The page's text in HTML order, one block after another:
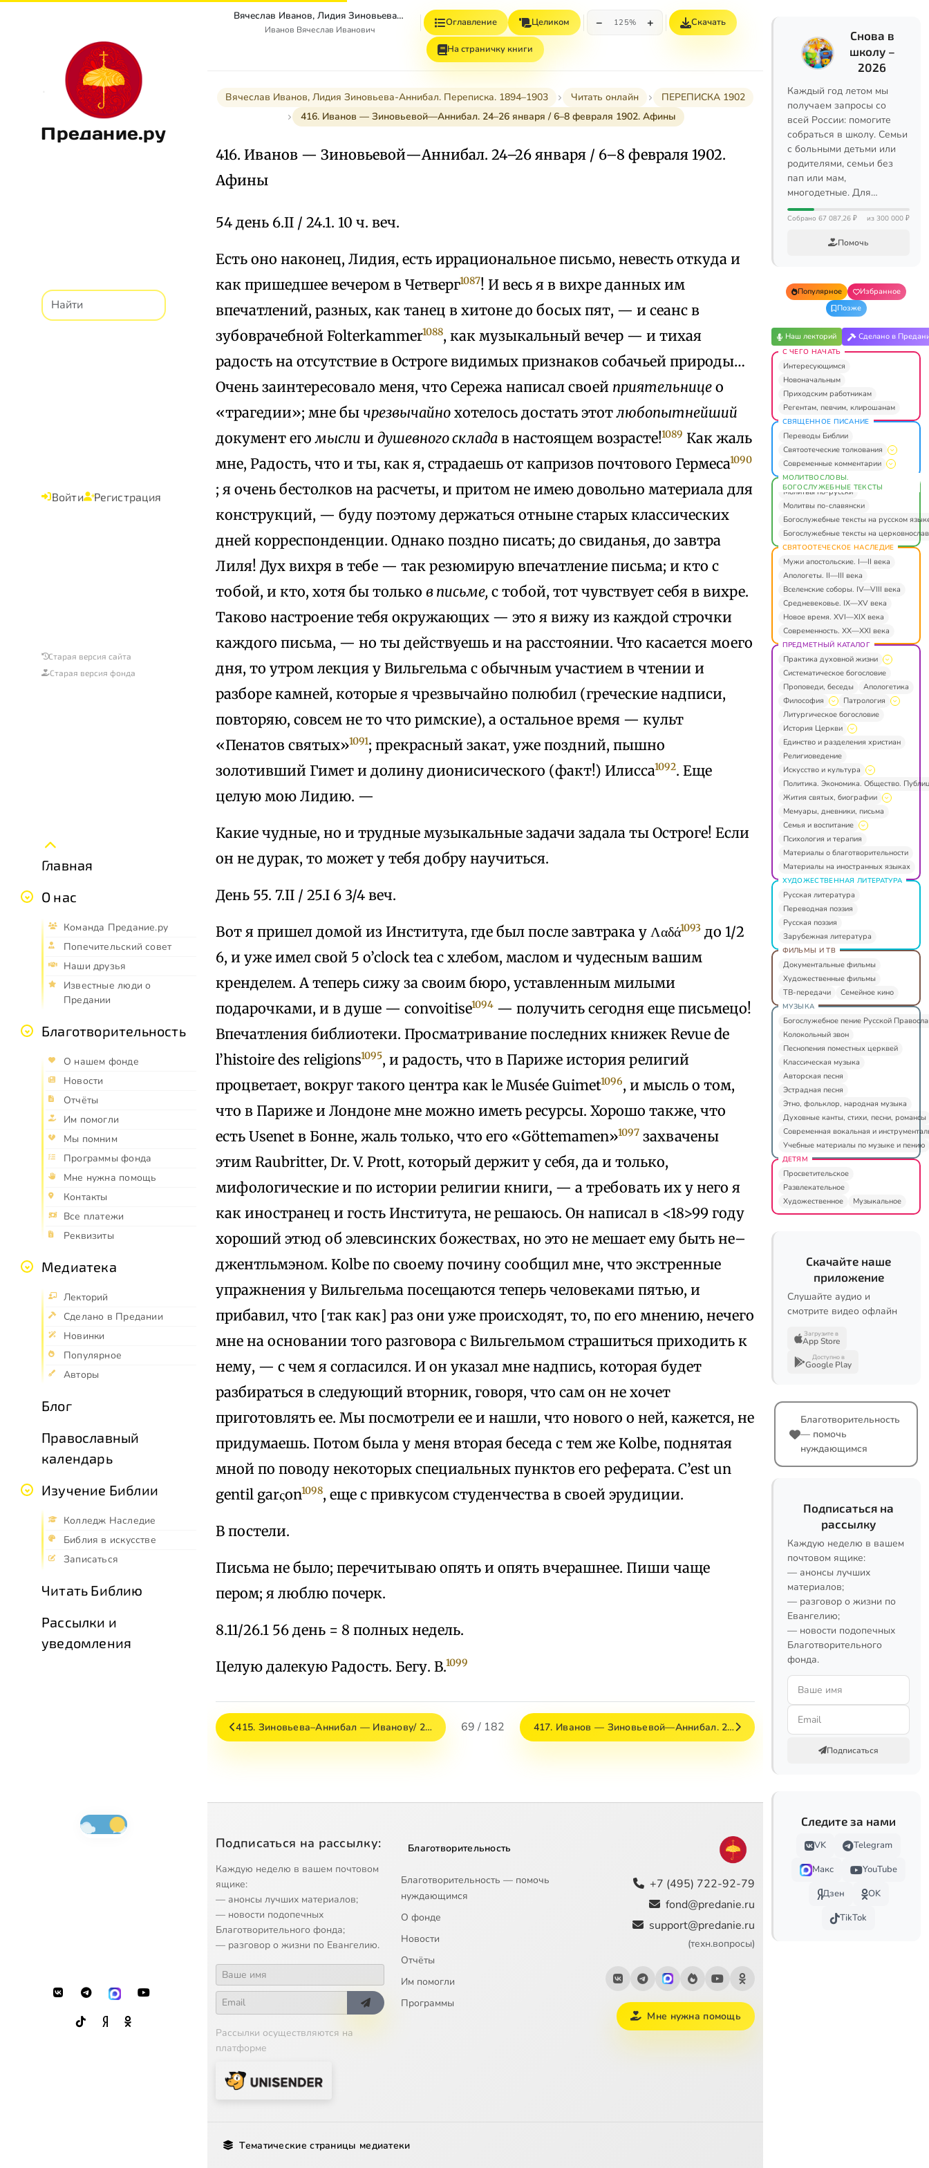
Предание.ру
Войти Регистрация
Старая версия сайта
Старая версия фонда
Главная
О нас
Команда Предание.ру
Попечительский совет
Наши друзья
Известные люди о
Предании
Благотворительность
О нашем фонде
Новости
Отчёты
Им помогли
Мы помним
Программы фонда
Мне нужна помощь
Контакты
Все платежи
Реквизиты
Медиатека
Лекторий
Сделано в Предании
Новинки
Популярное
Авторы
Блог
Православный
календарь
Изучение Библии
Колледж Наследие
Библия в искусстве
Записаться
Читать Библию
Рассылки и
уведомления
Вячеслав Иванов, Лидия Зиновьева–Аннибал Переписка. 1894–1903. Том II
Иванов Вячеслав Иванович
Оглавление Целиком − 125% + Скачать
На страничку книги
Вячеслав Иванов, Лидия Зиновьева-Аннибал. Переписка. 1894–1903 Читать онлайн
ПЕРЕПИСКА 1902
416. Иванов — Зиновьевой—Аннибал. 24–26 января / 6–8 февраля 1902. Афины
416. Иванов — Зиновьевой—Аннибал. 24–26 января / 6–8 февраля 1902.
Афины
54 день 6.II / 24.1. 10 ч. веч.
Есть оно наконец, Лидия, есть иррациональное письмо, невесть откуда и
как пришедшее вечером в Четверг1087! И весь я в вихре данных им
впечатлений, разных, как танец в хитоне до босых пят, — и сеанс в
зубоврачебной Folterkammer1088, как музыкальный вечер — и тихая
радость на отсутствие в Остроге видимых признаков собачьей природы…
Очень заинтересовало меня, что Сережа написал своей приятельнице о
«трагедии»; мне бы чрезвычайно хотелось достать этотлюбопытнейший
документ егомысли и душевного склада в настоящем возрасте!1089 Как жаль
мне, Радость, что и ты, как я, страдаешь от капризов почтового Гермеса1090
; я очень бестолков на расчеты, и притом не имею довольно материала для
конструкций, — буду поэтому держаться отныне старых классических
дней корреспонденции. Однако поздно писать; до свиданья, до завтра
Лиля! Дух вихря в тебе — так резюмирую впечатление письма; и кто с
тобой, и кто, хотя бы только в письме, с тобой, тот чувствует себя в вихре.
Таково настроение тебя окружающих — это я вижу из каждой строчки
каждого письма, — но ты действуешь и на расстоянии. Что касается моего
дня, то утром лекция у Вильгельма с обычным участием в чтении и
разборе камней, которые я чрезвычайно полюбил (греческие надписи,
повторяю, совсем не то что римские), а остальное время — культ
«Пенатов святых»1091; прекрасный закат, уже поздний, пышно
золотивший Гимет и долину дионисического (факт!) Илисса1092. Еще
целую мою Лидию. —
Какие чудные, но и трудные музыкальные задачи задала ты Остроге! Если
он не дурак, то может у тебя добру научиться.
День 55. 7.II / 25.I 6 3/4 веч.
Вот я пришел домой из Института, где был после завтрака у Λαδά1093до 1/2
6, и уже имел свой 5 o’clock tea с хлебом, маслом и чудесным вашим
кренделем. А теперь сижу за своим бюро, уставленным милыми
подарочками, и в душе — convoitise1094— получить сегодня еще письмецо!
Впечатления библиотеки. Просматривание последних книжек Revue de
l’histoire des religions1095, и радость, что в Париже история религий
процветает, вокруг такого центра как le Musée Guimet1096, и мысль о том,
что в Париже и Лондоне мне можно иметь ресурсы. Хорошо также, что
есть Usenet в Бонне, жаль только, что его «Göttemamen»1097захвачены
этим Raubritter, Dr. V. Prott, который держит у себя, да и только,
мифологические и по истории религии книги, — а требовать их у него я
как иностранец и гость Института, не решаюсь. Он написал в <18>99 году
хороший этюд об элевсинских божествах, но это не мешает ему быть не–
джентльмэном. Kolbe по своему почину сообщил мне, что экстренные
упражнения у Вильгельма посещаются теперь человеками пятью, и
прибавил, что [так как] раз они уже происходят, то, по его мнению, нечего
мне на основании того разговора с Вильгельмом страшиться приходить к
нему, — с чем я согласился. И он указал мне надпись, которая будет
разбираться в следующий вторник, говоря, что сам он не хочет
приготовлять ее. Мы посмотрели ее и нашли, что нового о ней, кажется, не
придумаешь. Потом была у меня вторая беседа с тем же Kolbe, поднятая
мной по поводу некоторых специальных пунктов его реферата. C’est un
gentil garςon1098, еще с привкусом студенчества в своей эрудиции.
В постели.
Письма не было; перечитываю опять и опять вчерашнее. Пиши чаще
пером; я люблю почерк.
8.11/26.1 56 день = 8 полных недель.
Целую далекую Радость. Бегу. В.1099
415. Зиновьева–Аннибал — Иванову/ 2… 69 / 182 417. Иванов — Зиновьевой—Аннибал. 2…
Подписаться на рассылку:
Каждую неделю в вашем почтовом
ящике:
— анонсы лучших материалов;
— новости подопечных
Благотворительного фонда;
— разговор о жизни по Евангелию.
Рассылки осуществляются на
платформе
Благотворительность
Благотворительность — помочь
нуждающимся
О фонде
Новости
Отчёты
Им помогли
Программы
+7 (495) 722-92-79
fond@predanie.ru
support@predanie.ru
(техн.вопросы)
Мне нужна помощь
Тематические страницы медиатеки
Снова в
школу –
2026
Каждый год летом мы
получаем запросы со
всей России: помогите
собраться в школу. Семьи
с больными детьми или
родителями, семьи без
пап или мам,
многодетные. Для…
Собрано 67 087,26 ₽ из 300 000 ₽
Помочь
Популярное
Избранное
Позже
Наш лекторий Сделано в
С ЧЕГО НАЧАТЬ
Интересующимся
Новоначальным
Приходским работникам
Регентам, певчим, клирошанам
СВЯЩЕННОЕ ПИСАНИЕ
Переводы Библии
Святоотеческие толкования
Современные комментарии
МОЛИТВОСЛОВЫ.
БОГОСЛУЖЕБНЫЕ ТЕКСТЫ
Молитвы по-русски
Молитвы по-славянски
Богослужебные тексты на русском
Богослужебные тексты на
СВЯТООТЕЧЕСКОЕ НАСЛЕДИЕ
Мужи апостольские. I—II века
Апологеты. II—III века
Вселенские соборы. IV—VIII века
Средневековье. IX—XV века
Новое время. XVI—XIX века
Современность. XX—XXI века
ПРЕДМЕТНЫЙ КАТАЛОГ
Практика духовной жизни
Систематическое богословие
Проповеди, беседы
Апологетика
Философия
Патрология
Литургическое богословие
История Церкви
Единство и разделения христиан
Религиоведение
Искусство и культура
Политика. Экономика. Общество.
Жития святых, биографии
Мемуары, дневники, письма
Семья и воспитание
Психология и терапия
Материалы о благотворительности
Материалы на иностранных языках
ХУДОЖЕСТВЕННАЯ ЛИТЕРАТУРА
Русская литература
Переводная поэзия
Русская поэзия
Зарубежная литература
ФИЛЬМЫ И ТВ
Документальные фильмы
Художественные фильмы
ТВ-передачи
Семейное кино
МУЗЫКА
Богослужебное пение Русской
Колокольный звон
Песнопения поместных церквей
Классическая музыка
Авторская песня
Эстрадная песня
Этно, фольклор, народная музыка
Духовные канты, стихи, песни, романсы
Современная вокальная и
Учебные материалы по музыке и пению
ДЕТЯМ
Просветительское
Развлекательное
Художественное
Музыкальное
Скачайте наше
приложение
Слушайте аудио и
смотрите видео офлайн
Загрузите в
App Store
Доступно в
Google Play
Благотворительность
— помочь
нуждающимся
Подписаться на
рассылку
Каждую неделю в вашем
почтовом ящике:
— анонсы лучших
материалов;
— разговор о жизни по
Евангелию;
— новости подопечных
Благотворительного
фонда.
Подписаться
Следите за нами
VK
Telegram
Макс
YouTube
Дзен
OK
TikTok